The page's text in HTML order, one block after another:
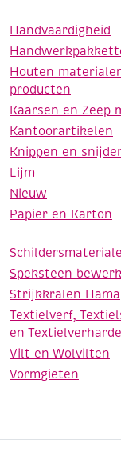
Handvaardigheid
Houten
producten
Kaarsen en Zeep
Kantoorartikelen
Knippen en
Lijm
Nieuw
Papier en Karton
Speksteen
Strijkkralen Hama
Textielverf,
en
Vilt en Wolvilten
Vormgieten